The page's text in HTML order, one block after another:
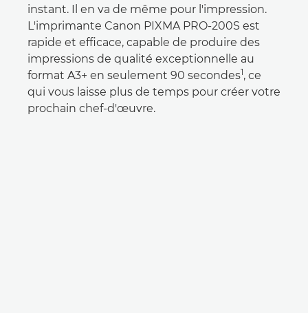
instant. Il en va de même pour l'impression.
L'imprimante Canon PIXMA PRO-200S est
rapide et efficace, capable de produire des
impressions de qualité exceptionnelle au
format A3+ en seulement 90 secondes1, ce
qui vous laisse plus de temps pour créer votre
prochain chef-d'œuvre.